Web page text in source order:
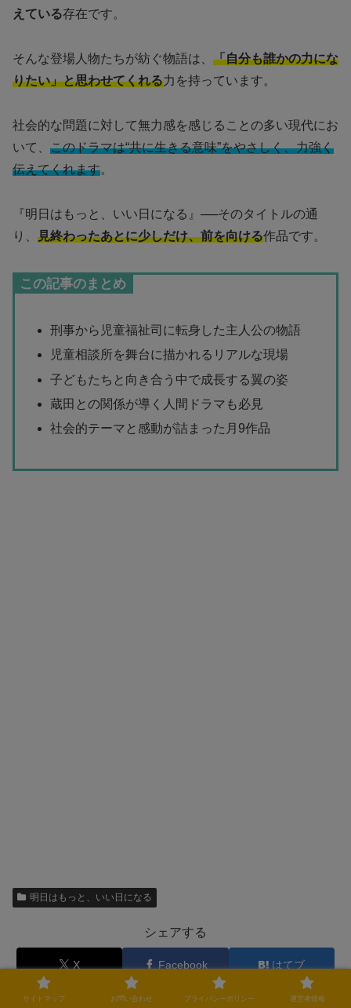
えている存在です。
そんな登場人物たちが紡ぐ物語は、 「自分も誰かの力にな
りたい」と思わせてくれる力を持っています。
社会的な問題に対して無力感を感じることの多い現代にお
いて、 このドラマは“共に生きる意味”をやさしく、力強く
伝えてくれます。
『明日はもっと、いい日になる』──そのタイトルの通
り、 見終わったあとに少しだけ、前を向ける作品です。
この記事のまとめ
刑事から児童福祉司に転身した主人公の物語
児童相談所を舞台に描かれるリアルな現場
子どもたちと向き合う中で成長する翼の姿
蔵田との関係が導く人間ドラマも必見
社会的テーマと感動が詰まった月9作品
明日はもっと、いい日になる
シェアする
X Facebook はてブ
Pocket LINE コピー
サイトマップ お問い合わせ プライバシーポリシー 運営者情報